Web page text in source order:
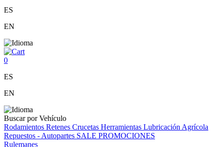
ES
EN
0
ES
EN
Buscar por Vehículo
Rodamientos Retenes Crucetas Herramientas Lubricación Agrícola
Repuestos - Autopartes SALE PROMOCIONES
Rulemanes